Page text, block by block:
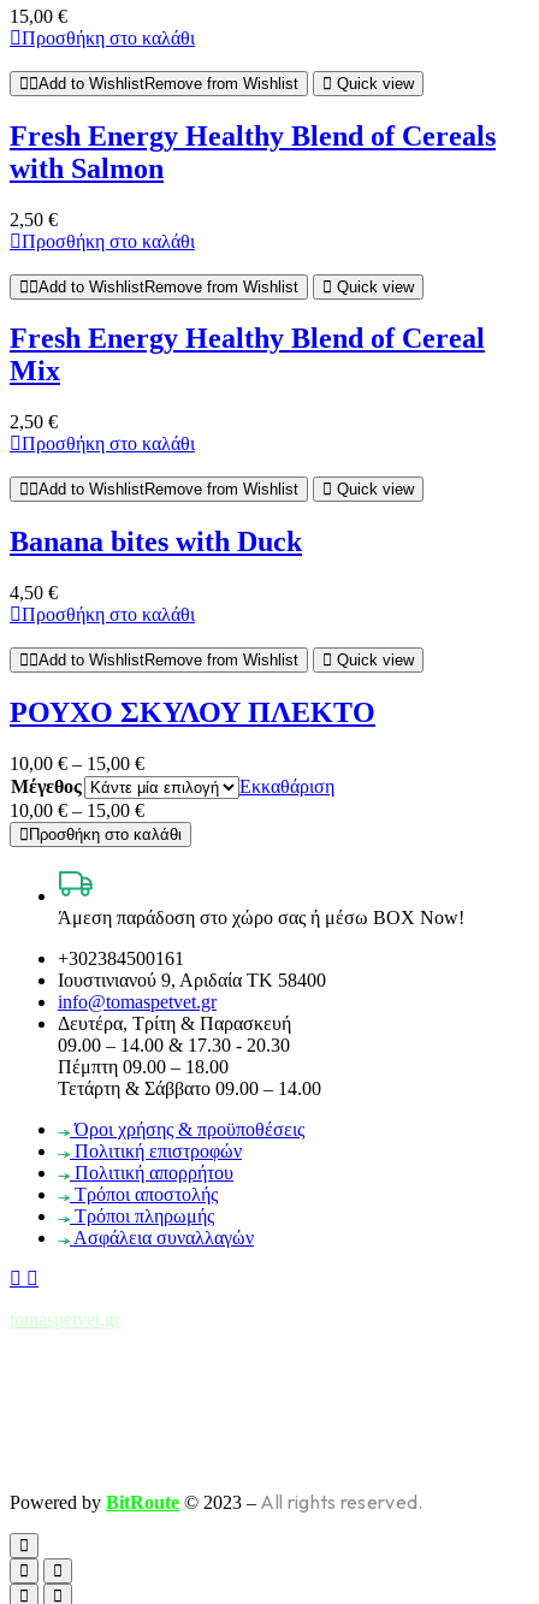
15,00 €
Προσθήκη στο καλάθι
Add to WishlistRemove from Wishlist Quick view
Fresh Energy Healthy Blend of Cereals
with Salmon
2,50 €
Προσθήκη στο καλάθι
Add to WishlistRemove from Wishlist Quick view
Fresh Energy Healthy Blend of Cereal
Mix
2,50 €
Προσθήκη στο καλάθι
Add to WishlistRemove from Wishlist Quick view
Banana bites with Duck
4,50 €
Προσθήκη στο καλάθι
Add to WishlistRemove from Wishlist Quick view
ΡΟΥΧΟ ΣΚΥΛΟΥ ΠΛΕΚΤΟ
10,00 € – 15,00 €
Μέγεθος
Εκκαθάριση
10,00 € – 15,00 €
Προσθήκη στο καλάθι
Άμεση παράδοση στο χώρο σας ή μέσω BOX Now!
+302384500161
Ιουστινιανού 9, Αριδαία ΤΚ 58400
info@tomaspetvet.gr
Δευτέρα, Τρίτη & Παρασκευή
09.00 – 14.00 & 17.30 - 20.30
Πέμπτη 09.00 – 18.00
Τετάρτη & Σάββατο 09.00 – 14.00
Όροι χρήσης & προϋποθέσεις
Πολιτική επιστροφών
Πολιτική απορρήτου
Τρόποι αποστολής
Τρόποι πληρωμής
Ασφάλεια συναλλαγών
tomaspetvet.gr
Powered by BitRoute © 2023 – All rights reserved.